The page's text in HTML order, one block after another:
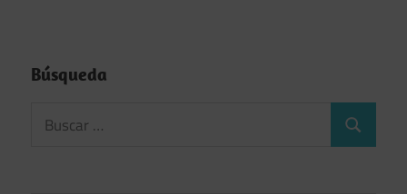
Búsqueda